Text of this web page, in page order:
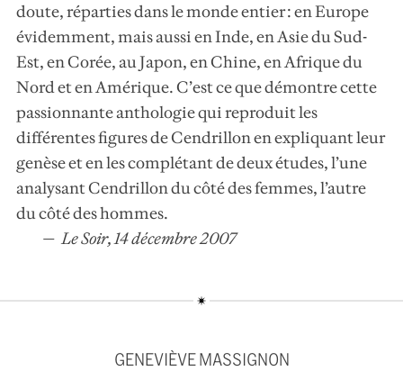
doute, réparties dans le monde entier : en Europe
évidemment, mais aussi en Inde, en Asie du Sud-
Est, en Corée, au Japon, en Chine, en Afrique du
Nord et en Amérique. C’est ce que démontre cette
passionnante anthologie qui reproduit les
différentes figures de Cendrillon en expliquant leur
genèse et en les complétant de deux études, l’une
analysant Cendrillon du côté des femmes, l’autre
du côté des hommes.
Le Soir, 14 décembre 2007
GENEVIÈVE MASSIGNON